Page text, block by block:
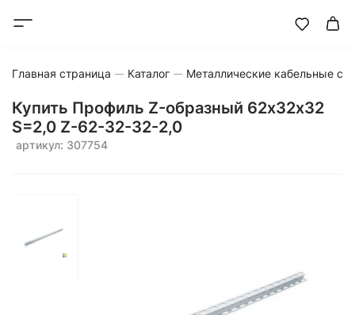
Главная страница Каталог Металлические кабельные
Купить Профиль Z-образный 62х32х32
S=2,0 Z-62-32-32-2,0
артикул: 307754